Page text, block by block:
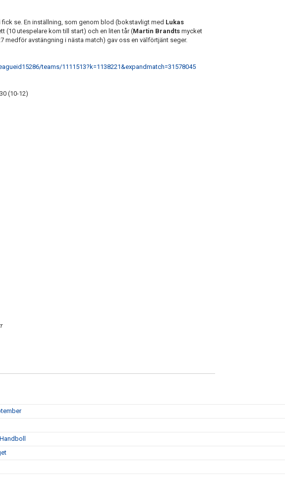
fick se. En inställning, som genom blod (bokstavligt med Lukas
(10 utespelare kom till start) och en liten tår (Martin Brandts mycket
medför avstängning i nästa match) gav oss en välförtjänt seger.
teams/1111513?k=1138221&expandmatch=31578045
(10-12)